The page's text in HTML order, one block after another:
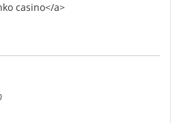
casino</a>